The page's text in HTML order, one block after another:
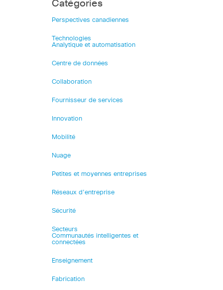
Catégories
Perspectives canadiennes
Technologies
Analytique et automatisation
Centre de données
Collaboration
Fournisseur de services
Innovation
Mobilité
Nuage
Petites et moyennes entreprises
Réseaux d’entreprise
Sécurité
Secteurs
Communautés intelligentes et
connectées
Enseignement
Fabrication